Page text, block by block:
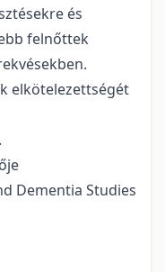
és
felnőttek
elkötelezettségét
Dementia Studies